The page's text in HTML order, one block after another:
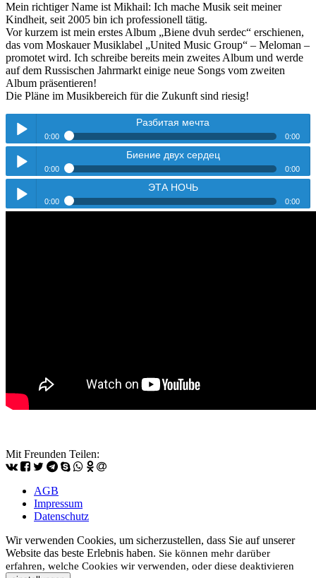
Mein richtiger Name ist Mikhail: Ich mache Musik seit meiner
Kindheit, seit 2005 bin ich professionell tätig.
Vor kurzem ist mein erstes Album „Biene dvuh serdec“ erschienen,
das vom Moskauer Musiklabel „United Music Group“ – Meloman –
promotet wird. Ich schreibe bereits mein zweites Album und werde
auf dem Russischen Jahrmarkt einige neue Songs vom zweiten
Album präsentieren!
Die Pläne im Musikbereich für die Zukunft sind riesig!
Play /
Разбитая мечта
0:00 0:00
Разбитая мечта
Play /
Биение двух сердец
0:00 0:00
Биение двух сердец ЭТА НОЧЬ
0:00 0:00
Mit Freunden Teilen:
AGB
Impressum
Datenschutz
Wir verwenden Cookies, um sicherzustellen, dass Sie auf unserer
Website das beste Erlebnis haben. Sie können mehr darüber
erfahren, welche Cookies wir verwenden, oder diese deaktivieren